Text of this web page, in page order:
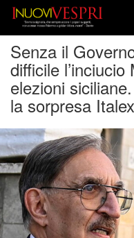
Senza il
difficile
elezioni siciliane.
la sorpresa